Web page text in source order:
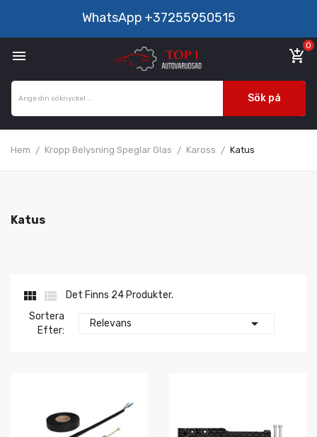
WhatsApp +37255950515
 add_shopping_cart
0
Sök på
Hem Kropp Belysning Speglar Glas Kaross Katus
Katus
 
Det Finns 24 Produkter.
Sortera
Efter:
Relevans 